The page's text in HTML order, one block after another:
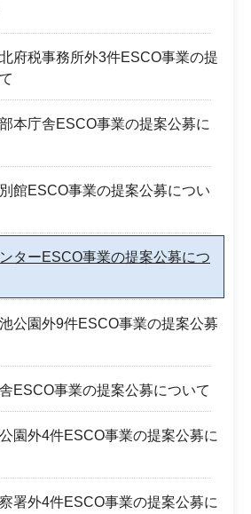
府税事務所外3件ESCO事業の提
本庁舎ESCO事業の提案公募に
館ESCO事業の提案公募につい
ターESCO事業の提案公募につ
公園外9件ESCO事業の提案公募
ESCO事業の提案公募について
園外4件ESCO事業の提案公募に
署外4件ESCO事業の提案公募に